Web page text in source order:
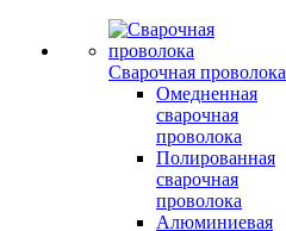
Сварочная проволока
Омедненная
сварочная
проволока
Полированная
сварочная
проволока
Алюминиевая